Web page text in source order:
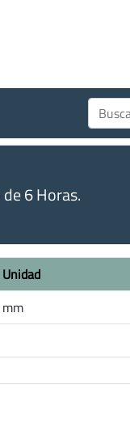
6 Horas.
Unidad
mm